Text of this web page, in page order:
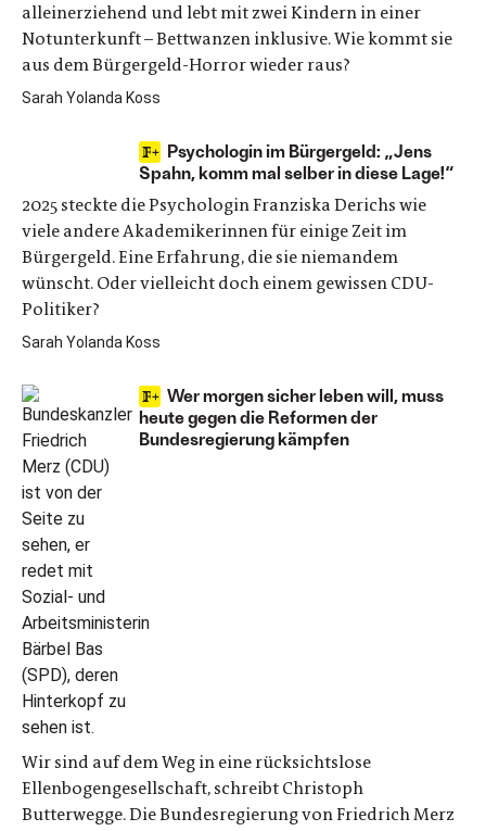
alleinerziehend und lebt mit zwei Kindern in einer
Notunterkunft – Bettwanzen inklusive. Wie kommt sie
aus dem Bürgergeld-Horror wieder raus?
Sarah Yolanda Koss
Psychologin im Bürgergeld: „Jens
Spahn, komm mal selber in diese Lage!“
2025 steckte die Psychologin Franziska Derichs wie
viele andere Akademikerinnen für einige Zeit im
Bürgergeld. Eine Erfahrung, die sie niemandem
wünscht. Oder vielleicht doch einem gewissen CDU-
Politiker?
Sarah Yolanda Koss
Wer morgen sicher leben will, muss
heute gegen die Reformen der
Bundesregierung kämpfen
Wir sind auf dem Weg in eine rücksichtslose
Ellenbogengesellschaft, schreibt Christoph
Butterwegge. Die Bundesregierung von Friedrich Merz